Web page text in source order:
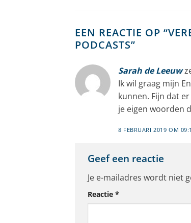
EEN REACTIE OP “
PODCASTS”
Sarah de Leeuw
Ik wil graag mijn
kunnen. Fijn dat
je eigen woorden
8 FEBRUARI 2019 OM
Geef een reactie
Je e-mailadres wordt niet
Reactie *